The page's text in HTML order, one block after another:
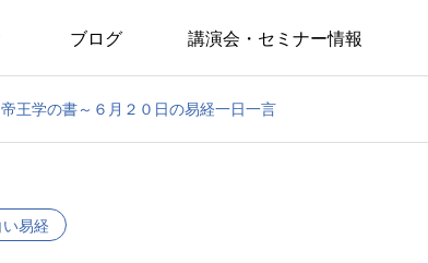
ブログ 講演会・セミナー情報
王学の書～６月２０日の易経一日一言
易経